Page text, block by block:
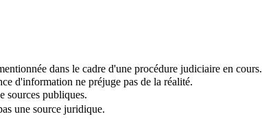
dans le cadre d'une procédure judiciaire en cours.
d'information ne préjuge pas de la réalité.
sources publiques.
une source juridique.